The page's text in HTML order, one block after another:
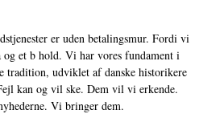
er uden betalingsmur. Fordi vi
et b hold. Vi har vores fundament i
tradition, udviklet af danske historikere
kan og vil ske. Dem vil vi erkende.
Vi bringer dem.